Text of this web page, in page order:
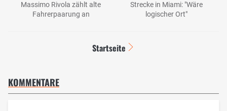
Massimo Rivola zählt alte
Fahrerpaarung an
Strecke in Miami: "Wäre
logischer Ort"
Startseite
KOMMENTARE